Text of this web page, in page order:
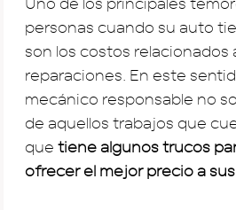
Uno de los principales
personas cuando su auto
son los costos relacionados
reparaciones. En este
mecánico responsable no
de aquellos trabajos que
que tiene algunos trucos
ofrecer el mejor precio a